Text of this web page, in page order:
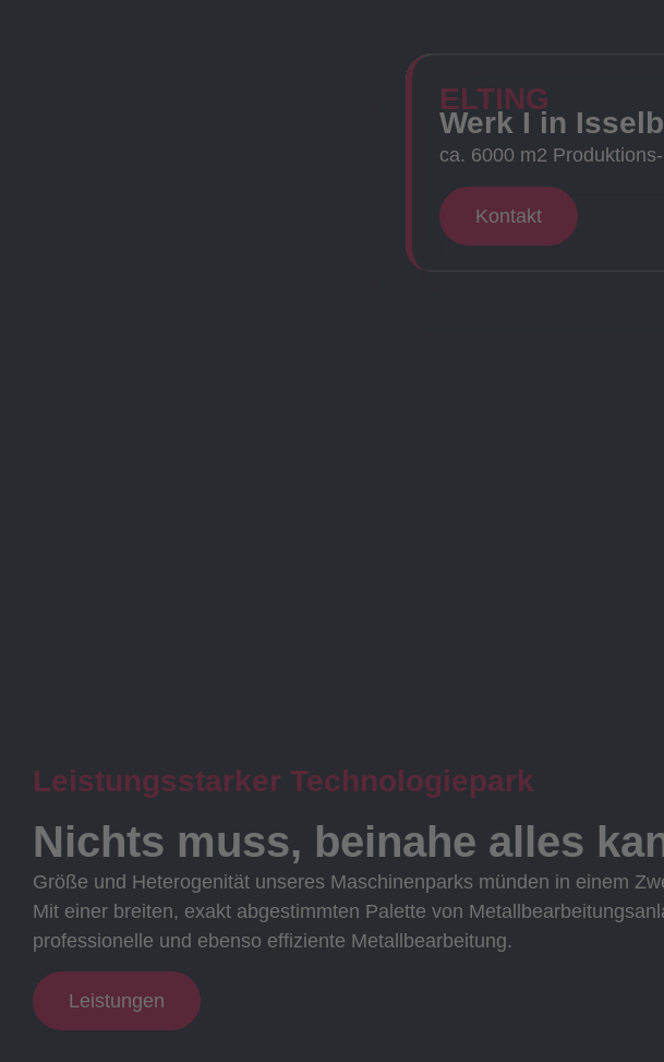
ELTING
Werk I in
ca. 6000 m2
Kontakt
Leistungsstarker Technologiepark
Nichts muss, beinahe alles
Größe und Heterogenität unseres Maschinenparks münden in einem
Mit einer breiten, exakt abgestimmten Palette von
professionelle und ebenso effiziente Metallbearbeitung.
Leistungen